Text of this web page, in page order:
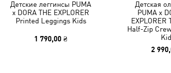
Детские леггинсы PUMA
x DORA THE EXPLORER
Printed Leggings Kids
1 790,00 ₴
Детская
PUMA x
EXPLORER
Half-Zip
2